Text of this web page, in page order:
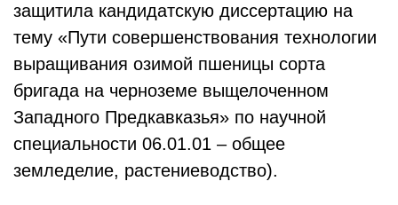
защитила кандидатскую диссертацию на
тему «Пути совершенствования технологии
выращивания озимой пшеницы сорта
бригада на черноземе выщелоченном
Западного Предкавказья» по научной
специальности 06.01.01 – общее
земледелие, растениеводство).